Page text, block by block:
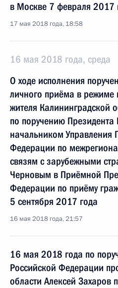
в Москве 7 февраля 2017
17 мая 2018 года, 18:58
16 мая 2018 года, среда
О ходе исполнения
личного приёма в режиме
жителя Калининградской
по поручению
начальником Управления
Федерации по
связям с зарубежными
Черновым в Приёмной
Федерации по приёму
5 сентября 2017 года
16 мая 2018 года, 21:57
16 мая 2018 года по
Российской Федерации
области Алексей Захаров